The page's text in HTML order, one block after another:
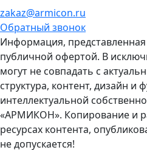
zakaz@armicon.ru
Обратный звонок
Информация, представленная
публичной офертой. В
могут не совпадать с
структура, контент, дизайн и
интеллектуальной
«АРМИКОН». Копирование и
ресурсах контента,
не допускается!